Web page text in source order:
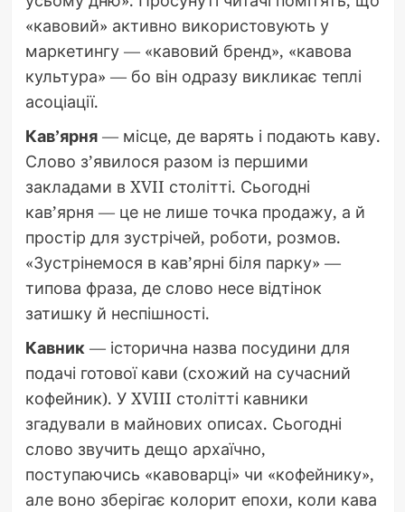
«кавовий» активно використовують у
маркетингу — «кавовий бренд», «кавова
культура» — бо він одразу викликає теплі
асоціації.
Кав’ярня— місце, де варять і подають каву.
Слово з’явилося разом із першими
закладами в XVII столітті. Сьогодні
кав’ярня — це не лише точка продажу, а й
простір для зустрічей, роботи, розмов.
«Зустрінемося в кав’ярні біля парку» —
типова фраза, де слово несе відтінок
затишку й неспішності.
Кавник— історична назва посудини для
подачі готової кави (схожий на сучасний
кофейник). У XVIII столітті кавники
згадували в майнових описах. Сьогодні
слово звучить дещо архаїчно,
поступаючись «кавоварці» чи «кофейнику»,
але воно зберігає колорит епохи, коли кава